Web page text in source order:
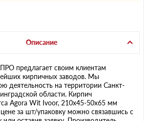
Описание
предлагает своим клиентам
кирпичных заводов. Мы
деятельность на территории Санкт-
области. Кирпич
Agora Wit Ivoor, 210х45-50х65 мм
за шт/упаковку можно связавшись с